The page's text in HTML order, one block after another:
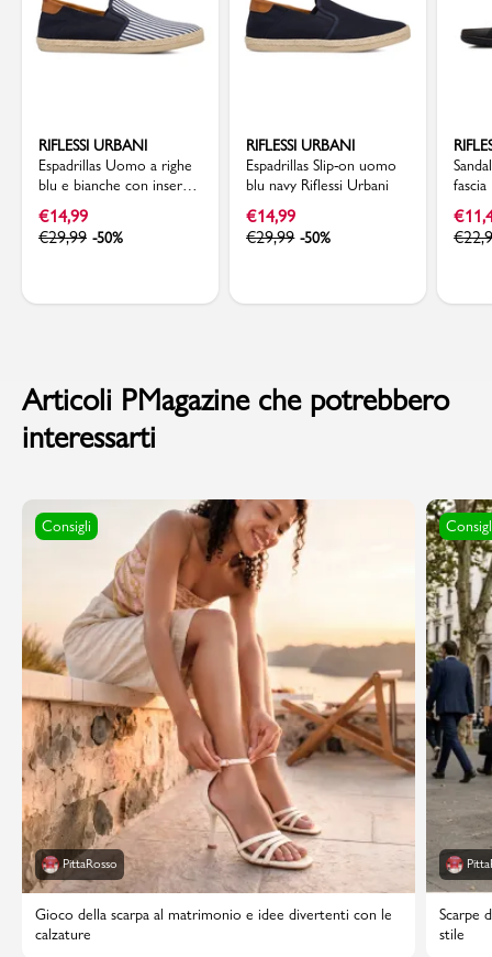
RIFLESSI URBANI
Espadrillas Uomo a righe
blu e bianche con inserti
in tessuto Riflessi Urbani
€14,99
€29,99 -50%
RIFLESSI URBANI
Espadrillas Slip-on uomo
blu navy Riflessi Urbani
€14,99
€29,99 -50%
€
€
Articoli PMagazine che potrebbero
interessarti
Consigli
PittaRosso
Gioco della scarpa al matrimonio e idee divertenti con le
calzature
Scarpe
stile